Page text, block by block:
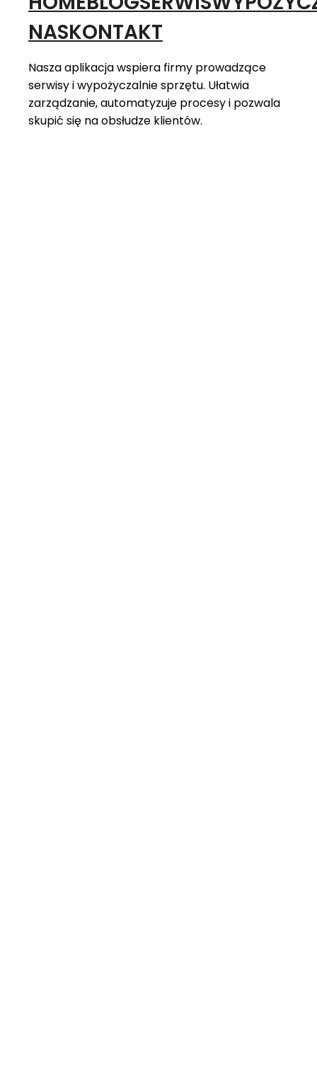
NASKONTAKT
Nasza aplikacja wspiera firmy prowadzące
serwisy i wypożyczalnie sprzętu. Ułatwia
zarządzanie, automatyzuje procesy i pozwala
skupić się na obsłudze klientów.